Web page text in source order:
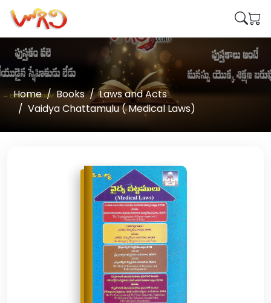
Home Books
Laws and Acts
Vaidya Chattamulu ( Medical Laws)